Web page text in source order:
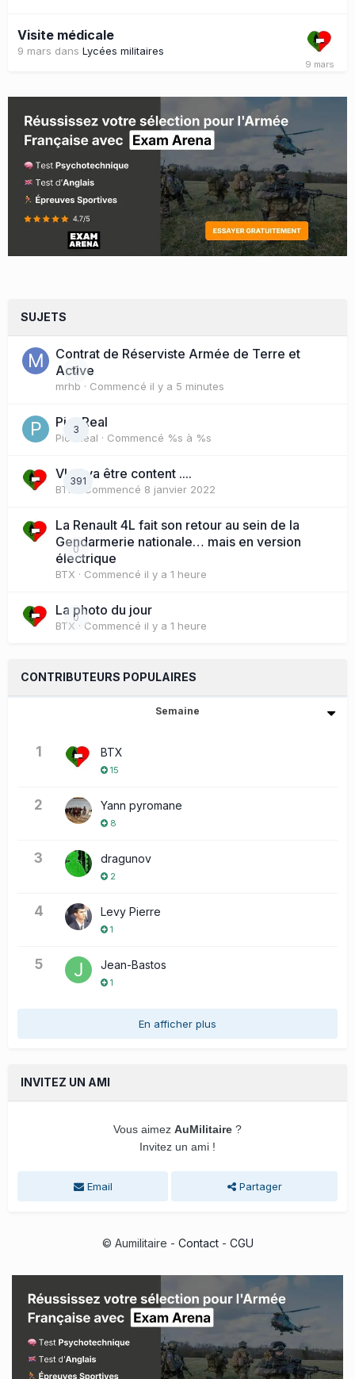
Visite médicale
9 mars dans Lycées militaires
SUJETS
0
Contrat de Réserviste Armée de Terre et
Active
mrhb · Commencé il y a 5 minutes
3
PicoReal
PicoReal · Commencé %s à %s
391
Vlad va être content ....
BTX · Commencé 8 janvier 2022
0
La Renault 4L fait son retour au sein de la
Gendarmerie nationale… mais en version
électrique
BTX · Commencé il y a 1 heure
0
La photo du jour
BTX · Commencé il y a 1 heure
CONTRIBUTEURS POPULAIRES
Semaine
1 BTX
15
2 Yann pyromane
8
3 dragunov
2
4 Levy Pierre
1
5 Jean-Bastos
1
En afficher plus
INVITEZ UN AMI
Vous aimez AuMilitaire ?
Invitez un ami !
Email Partager
© Aumilitaire - Contact- CGU